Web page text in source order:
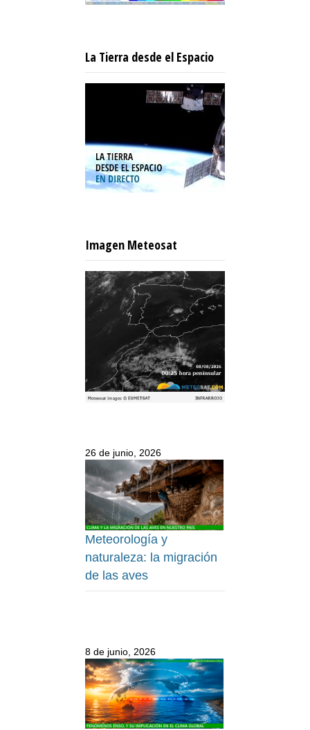
La Tierra desde el Espacio
Imagen Meteosat
26 de junio, 2026
Meteorología y
naturaleza: la migración
de las aves
8 de junio, 2026